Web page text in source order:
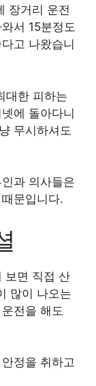
장거리 운전
서 15분정도
고 나왔습니
대한 피하는
에 돌아다니
무시하셔도
과 의사들은
문입니다.
보면 직접 산
많이 나오는
전을 해도
정을 취하고